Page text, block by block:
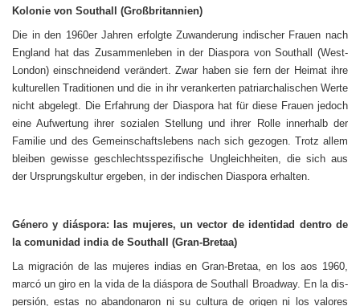
Kolonie von Southall (Großbritannien)
Die in den 1960er Jahren erfolgte Zuwanderung indischer Frauen nach
England hat das Zusam­menleben in der Diaspora von Southall (West­
London) einschneidend verändert. Zwar haben sie fern der Heimat ihre
kulturellen Traditionen und die in ihr verankerten patriarchalischen Werte
nicht abgelegt. Die Erfahrung der Diaspora hat für diese Frauen jedoch
eine Aufwertung ihrer sozialen Stellung und ihrer Rolle innerhalb der
Familie und des Gemeinschaftslebens nach sich gezogen. Trotz allem
bleiben gewisse ges­chlechtsspezifische Ungleichheiten, die sich aus
der Ursprungskultur ergeben, in der indischen Diaspora erhalten.
Género y diáspora: las mujeres, un vector de identidad dentro de
la comunidad india de Southall (Gran-Bretaa)
La migración de las mujeres indias en Gran-Bre­taa, en los aos 1960,
marcó un giro en la vida de la diáspora de Southall Broadway. En la dis­
persión, estas no abandonaron ni su cultura de origen ni los valores